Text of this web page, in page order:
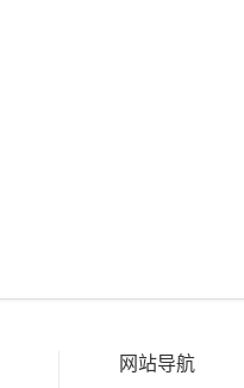
网站导航